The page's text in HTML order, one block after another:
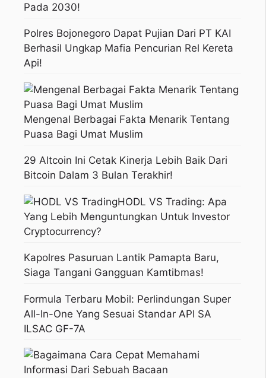
Pada 2030!
Polres Bojonegoro Dapat Pujian Dari PT KAI
Berhasil Ungkap Mafia Pencurian Rel Kereta
Api!
Mengenal Berbagai Fakta Menarik Tentang
Puasa Bagi Umat Muslim
29 Altcoin Ini Cetak Kinerja Lebih Baik Dari
Bitcoin Dalam 3 Bulan Terakhir!
HODL VS Trading: Apa
Yang Lebih Menguntungkan Untuk Investor
Cryptocurrency?
Kapolres Pasuruan Lantik Pamapta Baru,
Siaga Tangani Gangguan Kamtibmas!
Formula Terbaru Mobil: Perlindungan Super
All-In-One Yang Sesuai Standar API SA
ILSAC GF-7A